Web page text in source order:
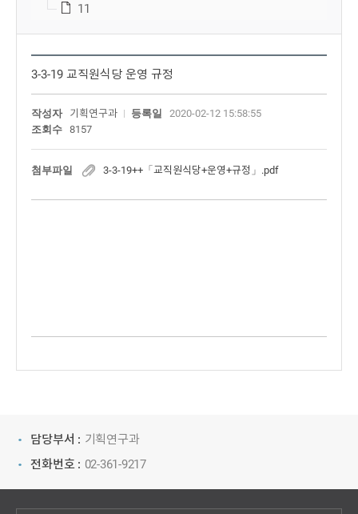
11
3-3-19 교직원식당 운영 규정
작성자 기획연구과 등록일
2020-02-12 15:58:55
조회수
8157
첨부파일 3-3-19++「교직원식당+운영+규정」.pdf
담당부서 : 기획연구과
전화번호 : 02-361-9217